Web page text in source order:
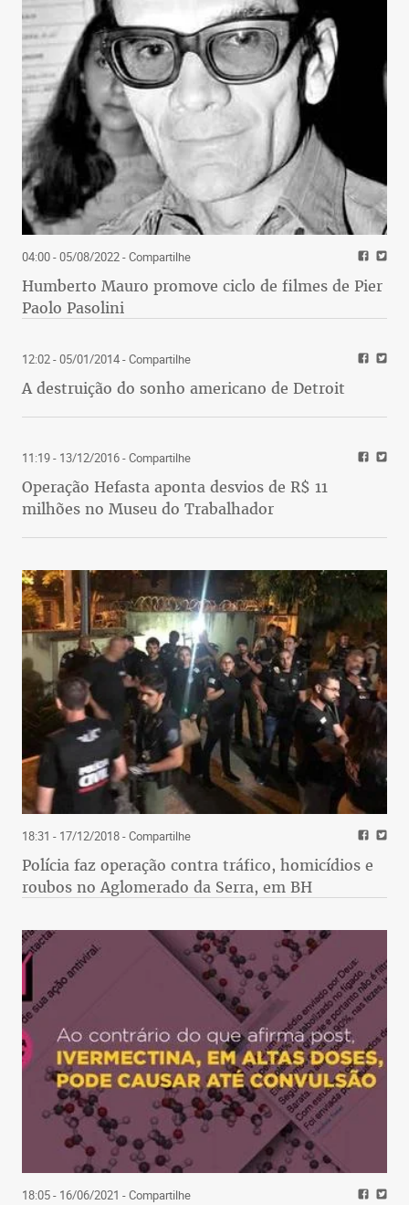
04:00 - 05/08/2022- Compartilhe
Humberto Mauro promove ciclo de filmes de Pier
Paolo Pasolini
12:02 - 05/01/2014- Compartilhe
A destruição do sonho americano de Detroit
11:19 - 13/12/2016- Compartilhe
Operação Hefasta aponta desvios de R$ 11
milhões no Museu do Trabalhador
18:31 - 17/12/2018- Compartilhe
Polícia faz operação contra tráfico, homicídios e
roubos no Aglomerado da Serra, em BH
18:05 - 16/06/2021 - Compartilhe